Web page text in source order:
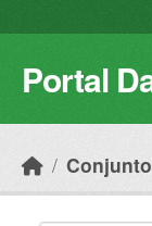
Portal